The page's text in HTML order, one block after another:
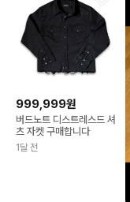
999,999원
버드노트 디스트레스드 셔
츠 자켓 구매합니다
1달 전